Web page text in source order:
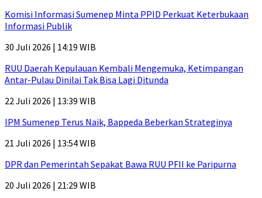
Komisi Informasi Sumenep Minta PPID Perkuat Keterbukaan
Informasi Publik
30 Juli 2026 | 14:19 WIB
RUU Daerah Kepulauan Kembali Mengemuka, Ketimpangan
Antar-Pulau Dinilai Tak Bisa Lagi Ditunda
22 Juli 2026 | 13:39 WIB
IPM Sumenep Terus Naik, Bappeda Beberkan Strateginya
21 Juli 2026 | 13:54 WIB
DPR dan Pemerintah Sepakat Bawa RUU PFII ke Paripurna
20 Juli 2026 | 21:29 WIB